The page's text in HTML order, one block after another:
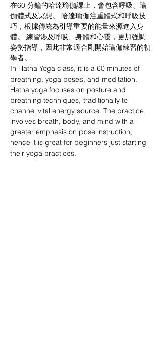
在60 分鐘的哈達瑜伽課上，會包含呼吸、瑜
伽體式及冥想。 哈達瑜伽注重體式和呼吸技
巧，根據傳統為引導重要的能量來源進入身
體。 練習涉及呼吸、身體和心靈，更加強調
姿勢指導，因此非常適合剛開始瑜伽練習的初
學者。
In Hatha Yoga class, it is a 60 minutes of
breathing, yoga poses, and meditation.
Hatha yoga focuses on posture and
breathing techniques, traditionally to
channel vital energy source. The practice
involves breath, body, and mind with a
greater emphasis on pose instruction,
hence it is great for beginners just starting
their yoga practices.